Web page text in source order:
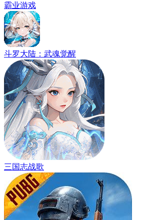
霸业游戏
斗罗大陆：武魂觉醒
三国志战歌